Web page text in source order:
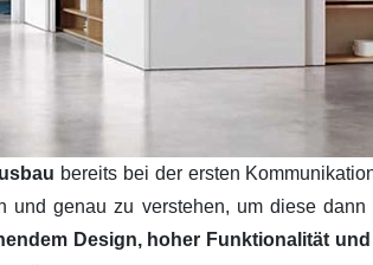
bereits bei der ersten
und genau zu verstehen, um diese
Design, hoher Funktionalität